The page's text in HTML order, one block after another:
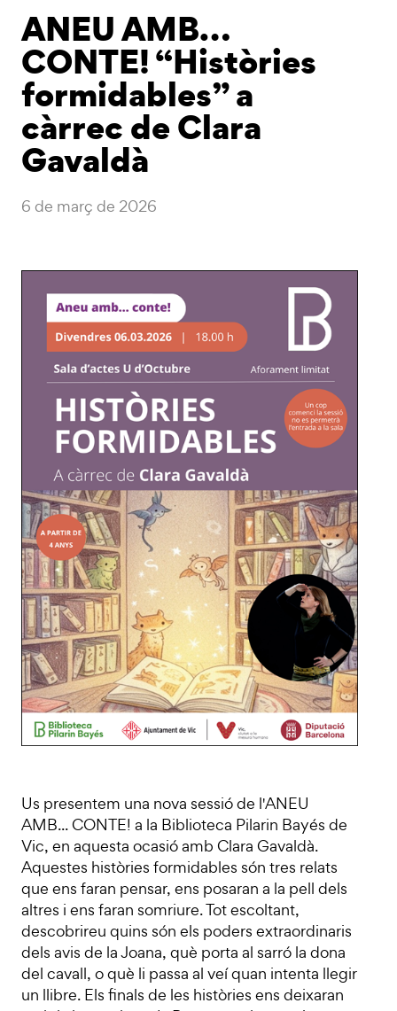
ANEU AMB…
CONTE! “Històries
formidables” a
càrrec de Clara
Gavaldà
6 de març de 2026
Us presentem una nova sessió de l'ANEU
AMB... CONTE! a la Biblioteca Pilarin Bayés de
Vic, en aquesta ocasió amb Clara Gavaldà.
Aquestes històries formidables són tres relats
que ens faran pensar, ens posaran a la pell dels
altres i ens faran somriure. Tot escoltant,
descobrireu quins són els poders extraordinaris
dels avis de la Joana, què porta al sarró la dona
del cavall, o què li passa al veí quan intenta llegir
un llibre. Els finals de les històries ens deixaran